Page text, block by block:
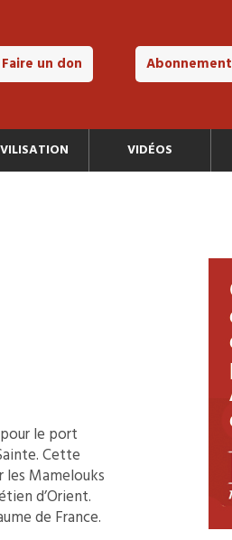
Faire un don Abonnement
VIDÉOS
le port
Cette
Mamelouks
d’Orient.
de France.